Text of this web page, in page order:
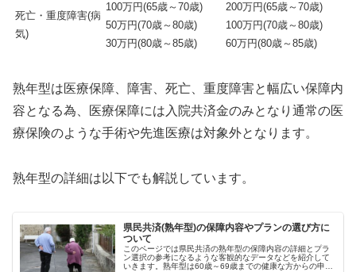
死亡・重度障害(病
気)
100万円(65歳～70歳)
50万円(70歳～80歳)
30万円(80歳～85歳)
200万円(65歳～70歳)
100万円(70歳～80歳)
60万円(80歳～85歳)
熟年型は医療保障、障害、死亡、重度障害と幅広い保障内
容となる為、医療保障には入院共済金のみとなり通常の医
療保険のような手術や先進医療は対象外となります。
熟年型の詳細は以下でも解説しています。
県民共済(熟年型)の保障内容やプランの選び方に
ついて
このページでは県民共済の熟年型の保障内容の詳細とプラ
ン選択の参考になるような客観的なデータなどを紹介して
いきます。熟年型は60歳～69歳までの健康な方からの申込